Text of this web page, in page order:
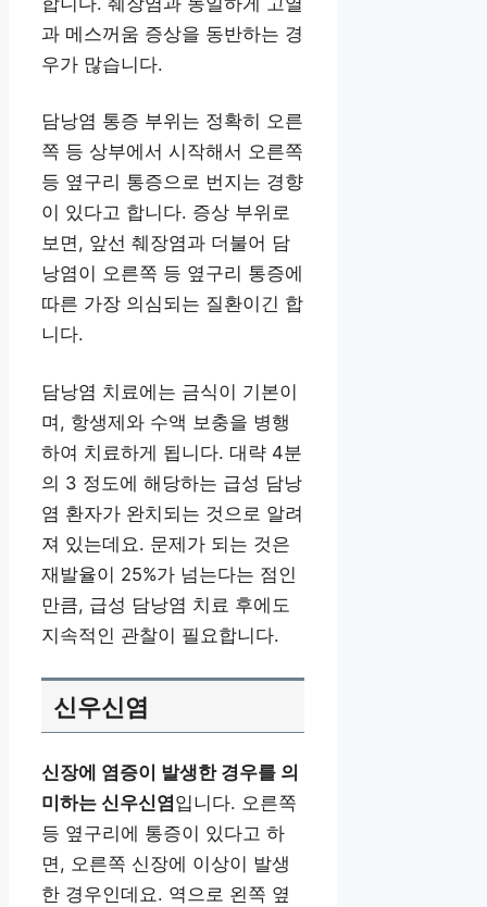
과 메스꺼움 증상을 동반하는 경
우가 많습니다.
담낭염 통증 부위는 정확히 오른
쪽 등 상부에서 시작해서 오른쪽
등 옆구리 통증으로 번지는 경향
이 있다고 합니다. 증상 부위로
보면, 앞선 췌장염과 더불어 담
낭염이 오른쪽 등 옆구리 통증에
따른 가장 의심되는 질환이긴 합
니다.
담낭염 치료에는 금식이 기본이
며, 항생제와 수액 보충을 병행
하여 치료하게 됩니다. 대략 4분
의 3 정도에 해당하는 급성 담낭
염 환자가 완치되는 것으로 알려
져 있는데요. 문제가 되는 것은
재발율이 25%가 넘는다는 점인
만큼, 급성 담낭염 치료 후에도
지속적인 관찰이 필요합니다.
신우신염
신장에 염증이 발생한 경우를 의
미하는 신우신염입니다. 오른쪽
등 옆구리에 통증이 있다고 하
면, 오른쪽 신장에 이상이 발생
한 경우인데요. 역으로 왼쪽 옆